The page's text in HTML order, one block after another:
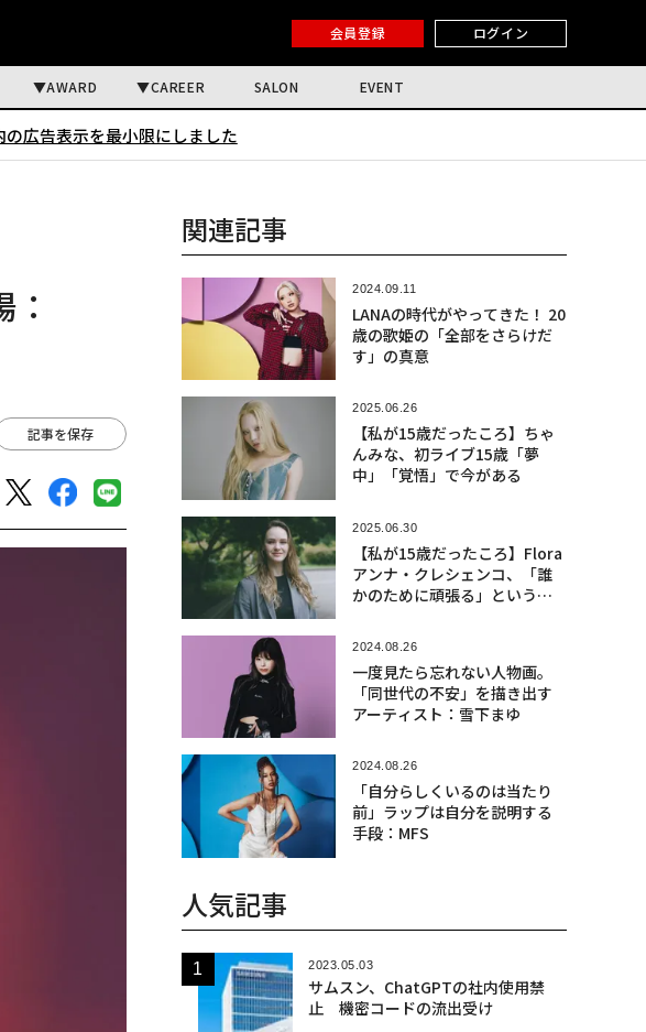
会員登録 ログイン
AWARD CAREER SALON EVENT
の広告表示を最小限にしました
記事を保存
関連記事
2024.09.11
LANAの時代がやってきた！ 20
歳の歌姫の「全部をさらけだ
す」の真意
2025.06.26
【私が15歳だったころ】ちゃ
んみな、初ライブ15歳「夢
中」「覚悟」で今がある
2025.06.30
【私が15歳だったころ】Flora
アンナ・クレシェンコ、「誰
かのために頑張る」という共
2024.08.26
一度見たら忘れない人物画。
「同世代の不安」を描き出す
アーティスト：雪下まゆ
2024.08.26
「自分らしくいるのは当たり
前」ラップは自分を説明する
手段：MFS
人気記事
2023.05.03
サムスン、ChatGPTの社内使用禁
止 機密コードの流出受け